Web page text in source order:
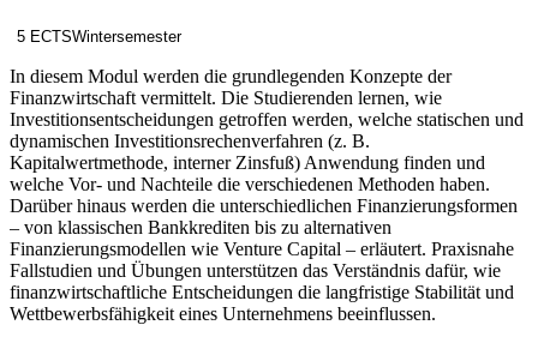
5 ECTSWintersemester
In diesem Modul werden die grundlegenden Konzepte der
Finanzwirtschaft vermittelt. Die Studierenden lernen, wie
Investitionsentscheidungen getroffen werden, welche statischen und
dynamischen Investitionsrechenverfahren (z. B.
Kapitalwertmethode, interner Zinsfuß) Anwendung finden und
welche Vor- und Nachteile die verschiedenen Methoden haben.
Darüber hinaus werden die unterschiedlichen Finanzierungsformen
– von klassischen Bankkrediten bis zu alternativen
Finanzierungsmodellen wie Venture Capital – erläutert. Praxisnahe
Fallstudien und Übungen unterstützen das Verständnis dafür, wie
finanzwirtschaftliche Entscheidungen die langfristige Stabilität und
Wettbewerbsfähigkeit eines Unternehmens beeinflussen.